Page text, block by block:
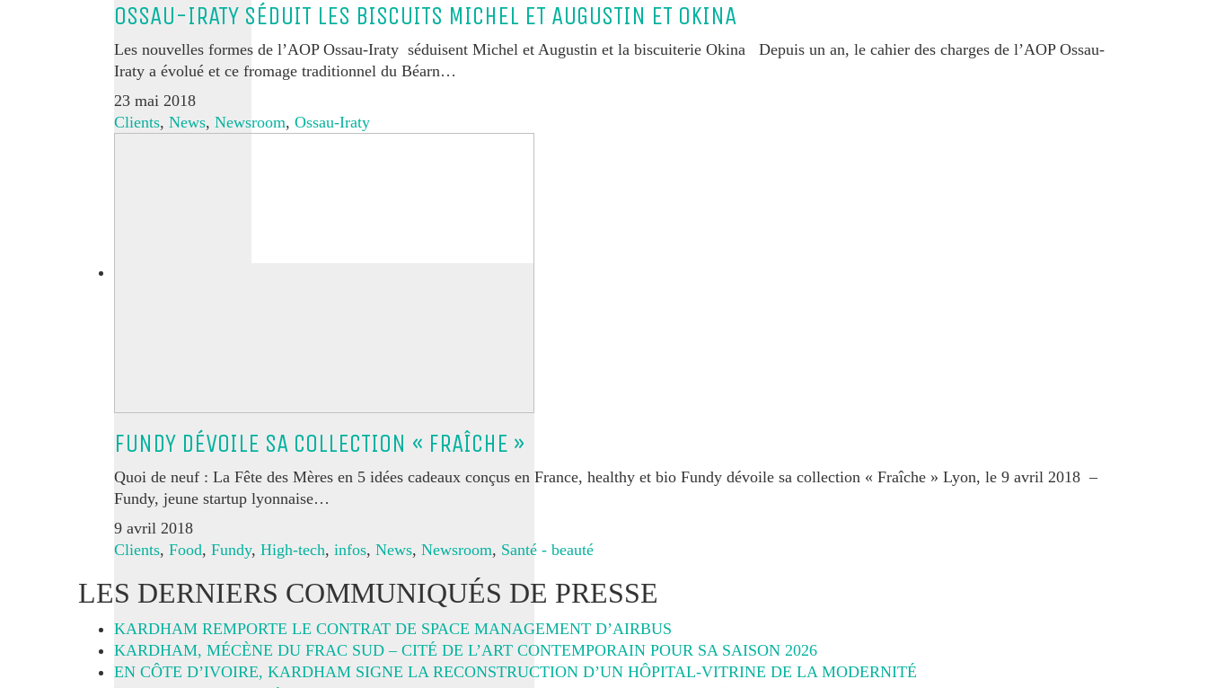
OSSAU-IRATY SÉDUIT LES BISCUITS MICHEL ET AUGUSTIN ET OKINA
Les nouvelles formes de l’AOP Ossau-Iraty séduisent Michel et Augustin et la biscuiterie Okina Depuis un an, le cahier des charges de l’AOP Ossau-
Iraty a évolué et ce fromage traditionnel du Béarn…
23 mai 2018
Clients, News, Newsroom, Ossau-Iraty
FUNDY DÉVOILE SA COLLECTION « FRAÎCHE »
Quoi de neuf : La Fête des Mères en 5 idées cadeaux conçus en France, healthy et bio Fundy dévoile sa collection « Fraîche » Lyon, le 9 avril 2018 –
Fundy, jeune startup lyonnaise…
9 avril 2018
Clients, Food, Fundy, High-tech, infos, News, Newsroom, Santé - beauté
LES DERNIERS COMMUNIQUÉS DE PRESSE
KARDHAM REMPORTE LE CONTRAT DE SPACE MANAGEMENT D’AIRBUS
KARDHAM, MÉCÈNE DU FRAC SUD – CITÉ DE L’ART CONTEMPORAIN POUR SA SAISON 2026
EN CÔTE D’IVOIRE, KARDHAM SIGNE LA RECONSTRUCTION D’UN HÔPITAL-VITRINE DE LA MODERNITÉ